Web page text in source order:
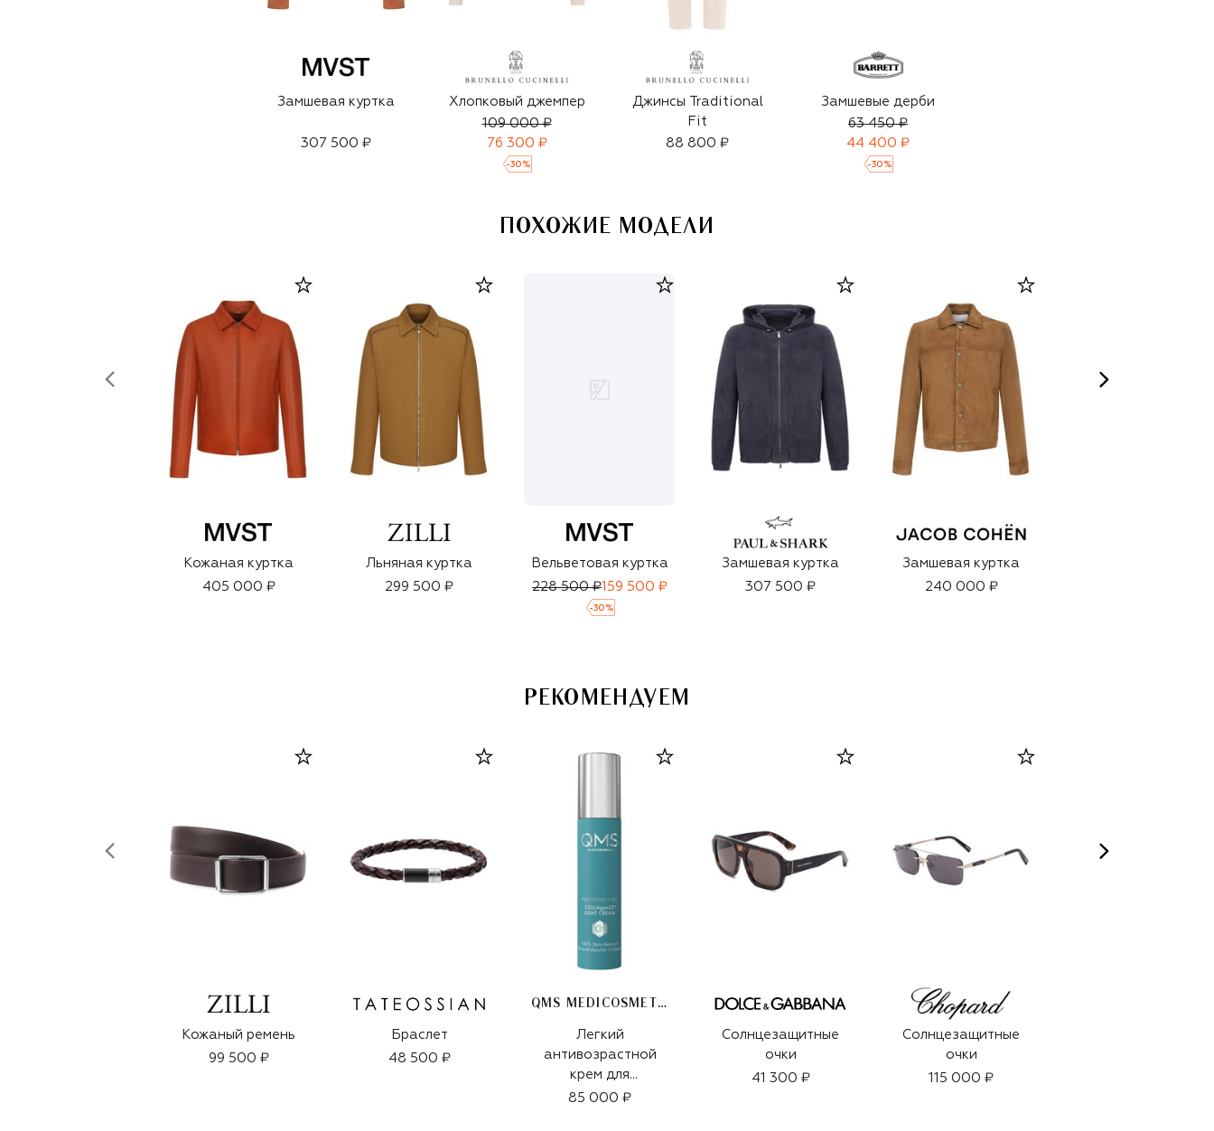
Замшевая куртка
307 500 ₽
Хлопковый джемпер
109 000 ₽
76 300 ₽
-30 %
Джинсы Traditional
Fit
88 800 ₽
Замшевые дерби
63 450 ₽
44 400 ₽
-30 %
ПОХОЖИЕ МОДЕЛИ
Кожаная куртка
405 000 ₽
Льняная куртка
299 500 ₽
Вельветовая куртка
228 500 ₽159 500 ₽
-30 %
Замшевая куртка
307 500 ₽
Замшевая куртка
240 000 ₽
РЕКОМЕНДУЕМ
Кожаный ремень
99 500 ₽
Браслет
48 500 ₽
QMS MEDICOSMETICS
Легкий
антивозрастной
крем для
интенсивного
85 000 ₽
Солнцезащитные
очки
41 300 ₽
Солнцезащитные
очки
115 000 ₽